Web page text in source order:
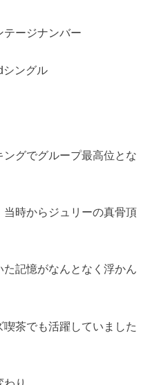
テージナンバー
シングル
グでグループ最高位とな
時からジュリーの真骨頂
記憶がなんとなく浮かん
茶でも活躍していました